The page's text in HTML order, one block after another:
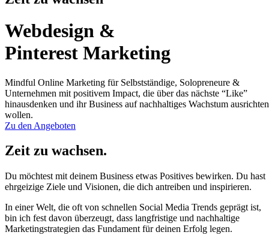
Webdesign &
Pinterest Marketing
Mindful Online Marketing für Selbstständige, Solopreneure &
Unternehmen mit positivem Impact, die über das nächste “Like”
hinausdenken und ihr Business auf nachhaltiges Wachstum ausrichten
wollen.
Zu den Angeboten
Zeit zu wachsen.
Du möchtest mit deinem Business etwas Positives bewirken. Du hast
ehrgeizige Ziele und Visionen, die dich antreiben und inspirieren.
In einer Welt, die oft von schnellen Social Media Trends geprägt ist,
bin ich fest davon überzeugt, dass langfristige und nachhaltige
Marketingstrategien das Fundament für deinen Erfolg legen.